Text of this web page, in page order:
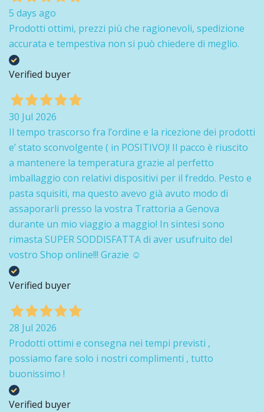
5 days ago
Prodotti ottimi, prezzi più che ragionevoli, spedizione
accurata e tempestiva non si può chiedere di meglio.
Verified buyer
30 Jul 2026
Il tempo trascorso fra l’ordine e la ricezione dei prodotti
e’ stato sconvolgente ( in POSITIVO)! Il pacco è riuscito
a mantenere la temperatura grazie al perfetto
imballaggio con relativi dispositivi per il freddo. Pesto e
pasta squisiti, ma questo avevo già avuto modo di
assaporarli presso la vostra Trattoria a Genova
durante un mio viaggio a maggio! In sintesi sono
rimasta SUPER SODDISFATTA di aver usufruito del
vostro Shop online!!! Grazie ☺️
Verified buyer
28 Jul 2026
Prodotti ottimi e consegna nei tempi previsti ,
possiamo fare solo i nostri complimenti , tutto
buonissimo !
Verified buyer